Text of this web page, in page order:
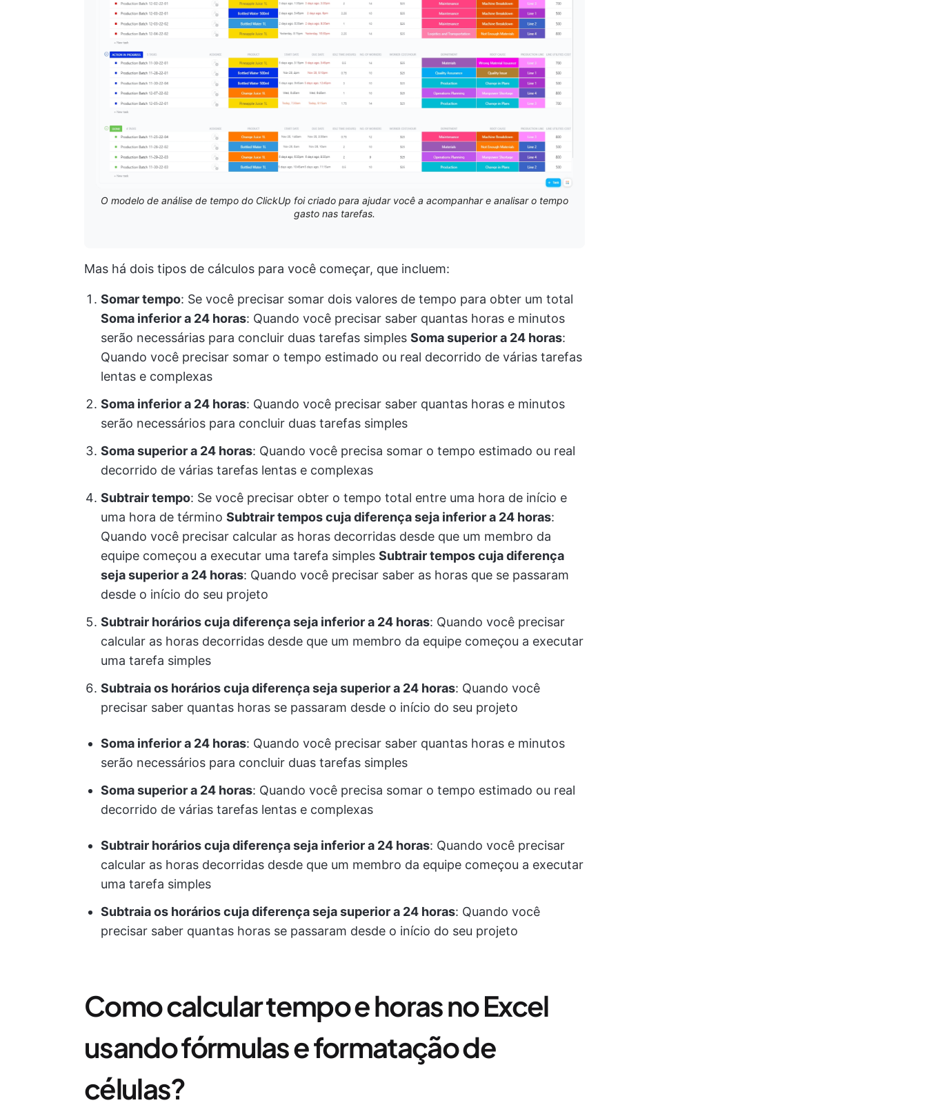
O modelo de análise de tempo do ClickUp foi criado para ajudar você a acompanhar e analisar o tempo
gasto nas tarefas.
Mas há dois tipos de cálculos para você começar, que incluem:
Somar tempo: Se você precisar somar dois valores de tempo para obter um total
Soma inferior a 24 horas: Quando você precisar saber quantas horas e minutos
serão necessárias para concluir duas tarefas simples Soma superior a 24 horas:
Quando você precisar somar o tempo estimado ou real decorrido de várias tarefas
lentas e complexas
Soma inferior a 24 horas: Quando você precisar saber quantas horas e minutos
serão necessários para concluir duas tarefas simples
Soma superior a 24 horas: Quando você precisa somar o tempo estimado ou real
decorrido de várias tarefas lentas e complexas
Subtrair tempo: Se você precisar obter o tempo total entre uma hora de início e
uma hora de término Subtrair tempos cuja diferença seja inferior a 24 horas:
Quando você precisar calcular as horas decorridas desde que um membro da
equipe começou a executar uma tarefa simples Subtrair tempos cuja diferença
seja superior a 24 horas: Quando você precisar saber as horas que se passaram
desde o início do seu projeto
Subtrair horários cuja diferença seja inferior a 24 horas: Quando você precisar
calcular as horas decorridas desde que um membro da equipe começou a executar
uma tarefa simples
Subtraia os horários cuja diferença seja superior a 24 horas: Quando você
precisar saber quantas horas se passaram desde o início do seu projeto
Soma inferior a 24 horas: Quando você precisar saber quantas horas e minutos
serão necessários para concluir duas tarefas simples
Soma superior a 24 horas: Quando você precisa somar o tempo estimado ou real
decorrido de várias tarefas lentas e complexas
Subtrair horários cuja diferença seja inferior a 24 horas: Quando você precisar
calcular as horas decorridas desde que um membro da equipe começou a executar
uma tarefa simples
Subtraia os horários cuja diferença seja superior a 24 horas: Quando você
precisar saber quantas horas se passaram desde o início do seu projeto
Como calcular tempo e horas no Excel
usando fórmulas e formatação de
células?